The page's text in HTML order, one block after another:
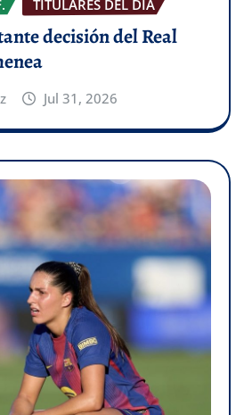
TITULARES DEL DÍA
decisión del Real
Jul 31, 2026